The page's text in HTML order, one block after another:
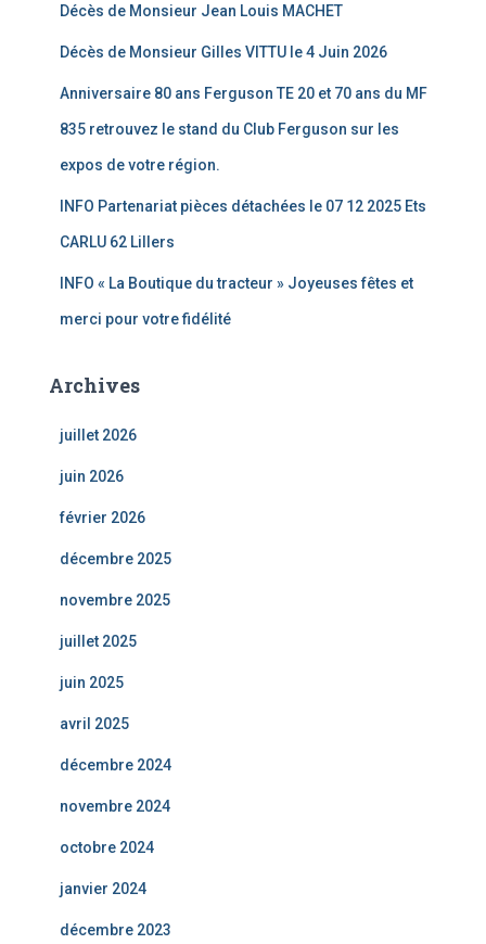
Décès de Monsieur Jean Louis MACHET
Décès de Monsieur Gilles VITTU le 4 Juin 2026
Anniversaire 80 ans Ferguson TE 20 et 70 ans du MF
835 retrouvez le stand du Club Ferguson sur les
expos de votre région.
INFO Partenariat pièces détachées le 07 12 2025 Ets
CARLU 62 Lillers
INFO « La Boutique du tracteur » Joyeuses fêtes et
merci pour votre fidélité
Archives
juillet 2026
juin 2026
février 2026
décembre 2025
novembre 2025
juillet 2025
juin 2025
avril 2025
décembre 2024
novembre 2024
octobre 2024
janvier 2024
décembre 2023